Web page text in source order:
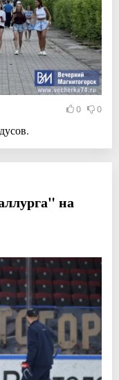
0 0
на